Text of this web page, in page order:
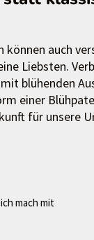
können auch
Liebsten.
blühenden
einer
für unsere
mach mit